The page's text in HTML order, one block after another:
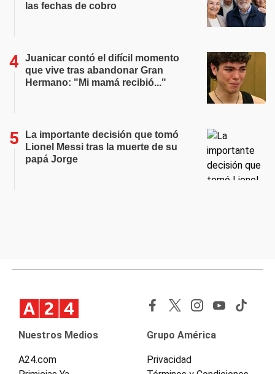
las fechas de cobro
Juanicar contó el difícil momento
que vive tras abandonar Gran
Hermano: "Mi mamá recibió..."
La importante decisión que tomó
Lionel Messi tras la muerte de su
papá Jorge
Nuestros Medios
A24.com
Grupo América
Privacidad